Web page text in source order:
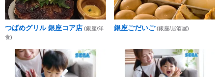
つばめグリル 銀座コア店 (銀座/洋
食)
銀座ごだいご (銀座/居酒屋)